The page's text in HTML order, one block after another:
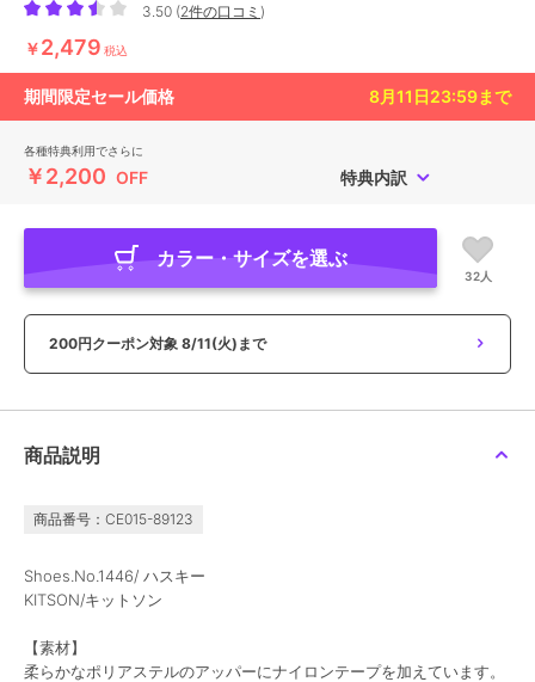
3.50 (2件の口コミ )
￥2,479 税込
期間限定セール価格 8月11日23:59まで
各種特典利用でさらに
￥2,200 OFF 特典内訳
カラー・サイズを選ぶ
32人
200円クーポン対象 8/11(火)まで
商品説明
商品番号：CE015-89123
Shoes.No.1446/ ハスキー
KITSON/キットソン
【素材】
柔らかなポリアステルのアッパーにナイロンテープを加えています。